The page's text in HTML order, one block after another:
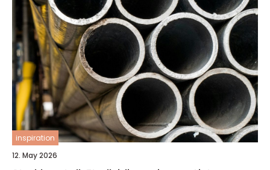
inspiration
12. May 2026